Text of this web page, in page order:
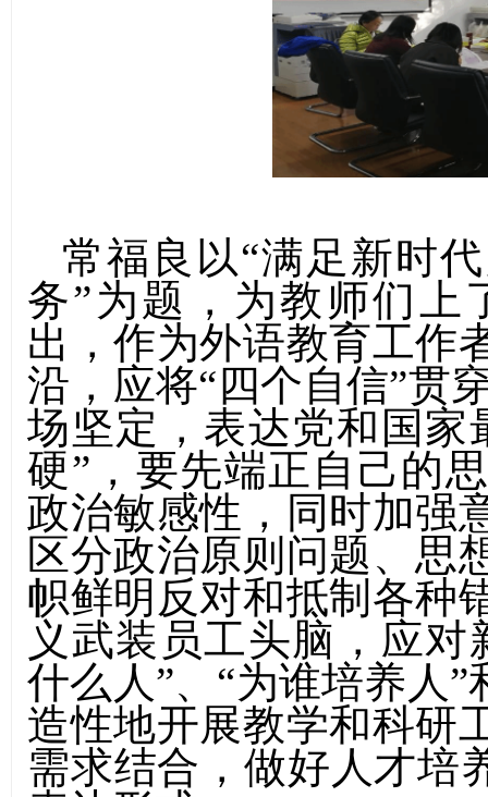
常福良以“满足新时
务”为题，为教师们上
出，作为外语教育工作
沿， 应将“四个自信”贯
场坚定，表达党和国家
硬”，要先端正自己的
政治敏感性，同时加强
区分政治原则问题、思
帜鲜明反对和抵制各种
义武装员工头脑，应对
什么人”、“为谁培养人
造性地开展教学和科研
需求结合， 做好人才培